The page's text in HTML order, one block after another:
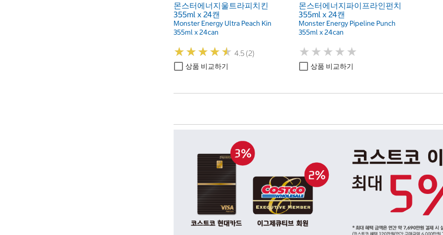
몬스터에너지울트라피치킨
355ml x 24캔
Monster Energy Ultra Peach Kin
355ml x 24can
★★★★★
★★★★★ 4.5 (2)
상품 비교하기
몬스터에너지파이프라인펀치
355ml x 24캔
Monster Energy Pipeline Punch
355ml x 24can
★ ★ ★ ★ ★
★ ★ ★ ★ ★
상품 비교하기